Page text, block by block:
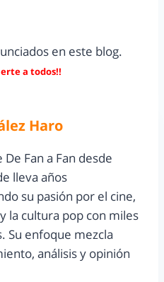
en este blog.
a todos!!
Haro
Fan a Fan desde
lleva años
su pasión por el cine,
la cultura pop con miles
Su enfoque mezcla
análisis y opinión